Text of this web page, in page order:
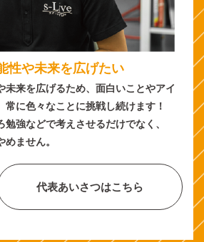
性や未来を広げたい
未来を広げるため、面白いことやアイ
常に色々なことに挑戦し続けます！
強などで考えさせるだけでなく、
ません。
代表あいさつはこちら